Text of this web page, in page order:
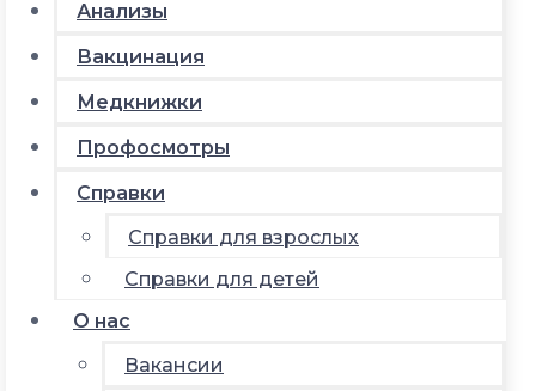
Анализы
Вакцинация
Медкнижки
Профосмотры
Справки
Справки для взрослых
Справки для детей
О нас
Вакансии